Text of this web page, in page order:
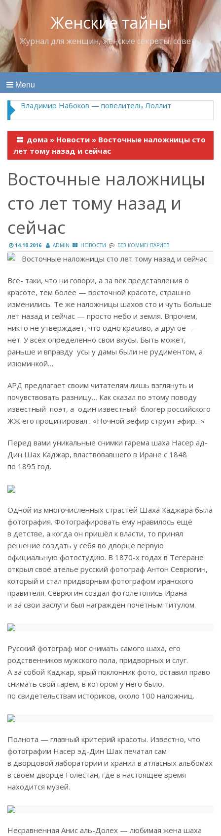
Женские тайны
Журнал для женщин, женские секреты, советы
Menu
Владимир Набоков — повелитель Лоллит
дома » Новости » Восточные наложницы сто
лет тому назад и сейчас
Восточные наложницы
сто лет тому назад и
сейчас
14.10.2016 ADMIN НОВОСТИ БЕЗ КОММЕНТАРИЕВ
Все- таки, что ни говори, а за век представления о
красоте, тем более — восточной красоте, страшно
изменились. Те же наложницы шахов сто и чуть больше
лет назад и сейчас — просто небо и земля. Впрочем,
никто не утверждает, что одно красиво, а другое —
нет. У всех определенно свои вкусы. Быть может,
раньше и вправду усы у дамы были не рудиментом, а
изюминкой…
АРД предлагает своим читателям лишь взглянуть и
почувствовать разницу… Как сказал по этому поводу
известный поэт, а один известный блогер российского
ЖЖ его процитировал : «Ночной зефир струит эфир…»
Перед вами уникальные снимки гарема шаха Насер ад-
Дин Шах Каджар, властвовавшего в Иране с 1848
по 1895 год.
Одной из многочисленных страстей Шаха Каджара была
фотография. Фотографировать ему нравилось ещё
в детстве, а когда он пришёл к власти, то принял
решение создать у себя во дворце первую
официальную фотостудию. В 1870-х годах в Тегеране
открыл своё ателье русский фотограф Антон Севрюгин,
который и стал придворным фотографом иранского
правителя. Севрюгин создал фотолетопись Ирана
и за свои заслуги был награждён почётным титулом.
Русский фотограф мог снимать самого шаха, его
родственников мужского пола, придворных и слуг.
А за собой Каджар, ярый поклонник фото, оставил право
снимать свой гарем, в котором у него было,
по свидетельствам историков, около 100 наложниц.
Полнота — главный критерий красоты. Известно, что
фотографии Насер эд-Дин Шах печатал сам
в дворцовой лаборатории и хранил в атласных альбомах
в своём дворце Голестан, где в настоящее время
находится музей.
Несравненная Анис аль-Долех — любимая жена шаха